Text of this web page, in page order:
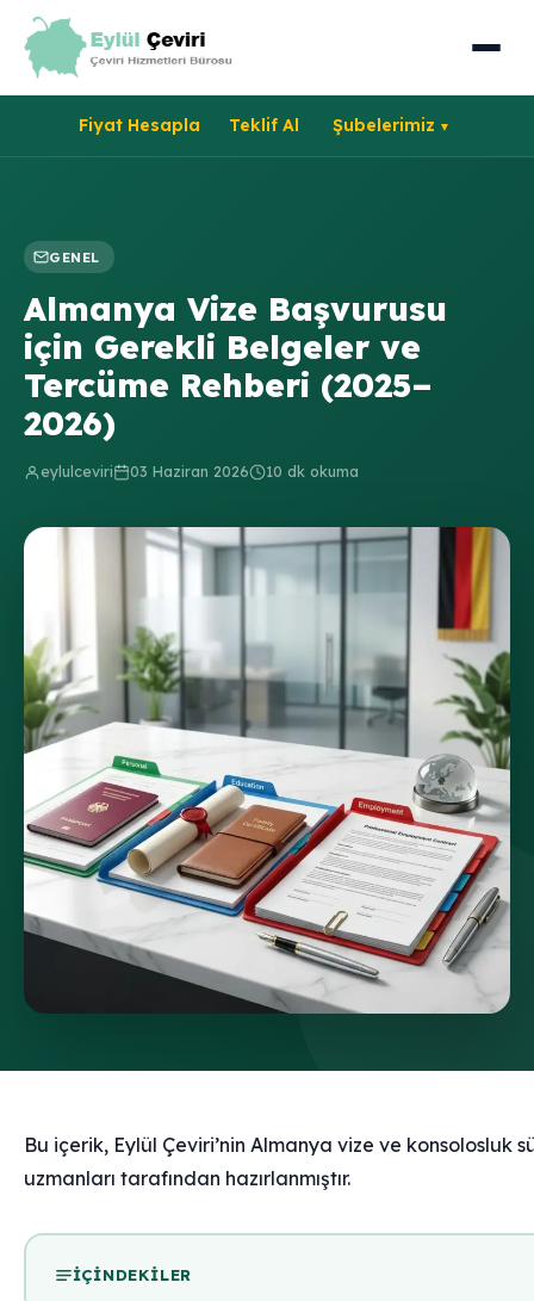
Fiyat Hesapla Teklif Al Şubelerimiz
GENEL
Almanya Vize Başvurusu
için Gerekli Belgeler ve
Tercüme Rehberi (2025–
2026)
eylulceviri 03 Haziran 2026 10 dk okuma
Bu içerik, Eylül Çeviri’nin Almanya vize ve konsolosluk
uzmanları tarafından hazırlanmıştır.
İÇINDEKILER